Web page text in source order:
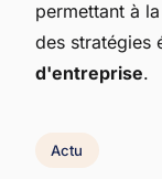
permettant à
des stratégies
d'entreprise.
Actu